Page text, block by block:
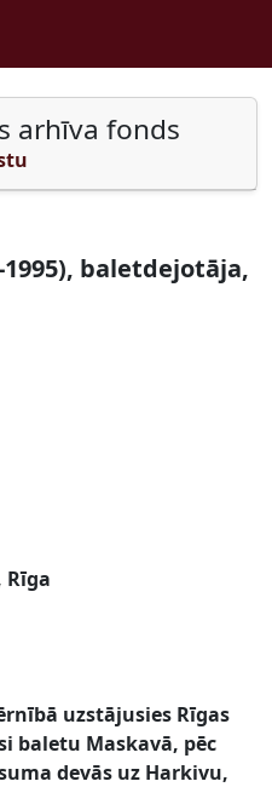
arhīva fonds
baletdejotāja,
Rīga
uzstājusies Rīgas
baletu Maskavā, pēc
devās uz Harkivu,